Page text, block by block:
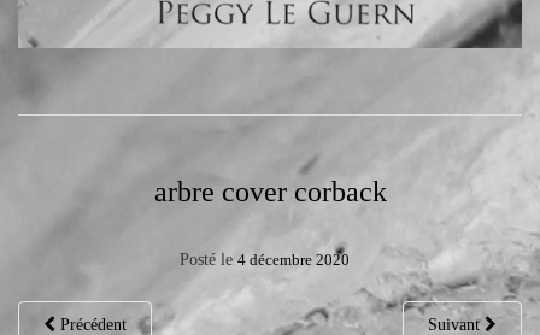
arbre cover corback
Posté le 4 décembre 2020
Précédent Suivant